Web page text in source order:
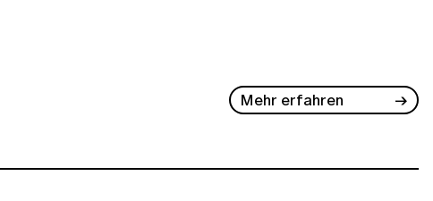
Mehr erfahren